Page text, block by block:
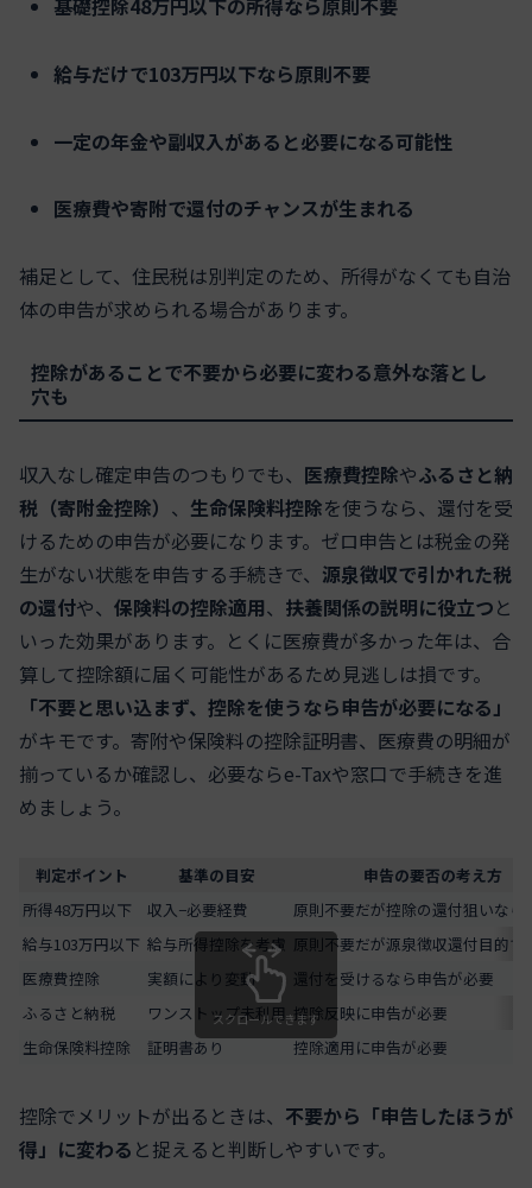
基礎控除48万円以下の所得なら原則不要
給与だけで103万円以下なら原則不要
一定の年金や副収入があると必要になる可能性
医療費や寄附で還付のチャンスが生まれる
補足として、住民税は別判定のため、所得がなくても自治
体の申告が求められる場合があります。
控除があることで不要から必要に変わる意外な落とし
穴も
収入なし確定申告のつもりでも、 医療費控除やふるさと納
税（寄附金控除） 、 生命保険料控除を使うなら、還付を受
けるための申告が必要になります。ゼロ申告とは税金の発
生がない状態を申告する手続きで、 源泉徴収で引かれた税
の還付や、 保険料の控除適用、 扶養関係の説明に役立つと
いった効果があります。とくに医療費が多かった年は、合
算して控除額に届く可能性があるため見逃しは損です。
「不要と思い込まず、控除を使うなら申告が必要になる」
がキモです。寄附や保険料の控除証明書、医療費の明細が
揃っているか確認し、必要ならe-Taxや窓口で手続きを進
めましょう。
判定ポイント 基準の目安
申告の要否の考え方
所得48万円以下
収入−必要経費
原則不要だが控除の還付狙いなら
給与103万円以下 給与所得控除を考慮 原則不要だが源泉徴収還付目的で
医療費控除
実額により変動
還付を受けるなら申告が必要
ふるさと納税
ワンストップ未利用 控除反映に申告が必要
生命保険料控除
証明書あり 控除適用に申告が必要
スクロールできます
控除でメリットが出るときは、 不要から「申告したほうが
得」に変わる と捉えると判断しやすいです。